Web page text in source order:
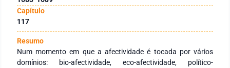
Capítulo
117
Resumo
Num momento em que a afectividade é tocada por vários
domínios: bio-afectividade, eco-afectividade, político-